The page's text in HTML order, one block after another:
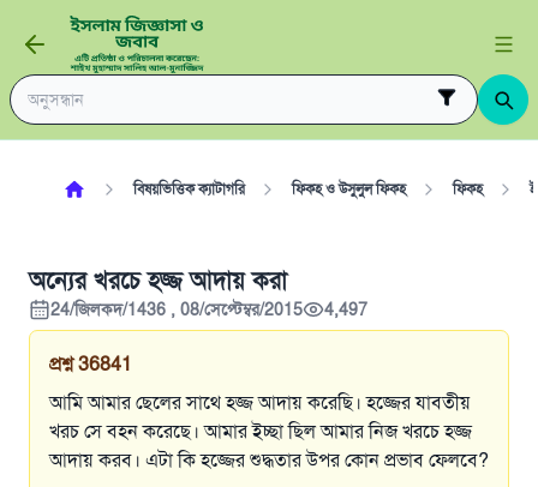
বিষয়ভিত্তিক ক্যাটাগরি ফিকহ ও উসুলুল ফিকহ ফিকহ
অন্যের খরচে হজ্জ আদায় করা
24/জিলকদ/1436 , 08/সেপ্টেম্বর/2015 4,497
প্রশ্ন 36841
আমি আমার ছেলের সাথে হজ্জ আদায় করেছি। হজ্জের যাবতীয়
খরচ সে বহন করেছে। আমার ইচ্ছা ছিল আমার নিজ খরচে হজ্জ
আদায় করব। এটা কি হজ্জের শুদ্ধতার উপর কোন প্রভাব ফেলবে?